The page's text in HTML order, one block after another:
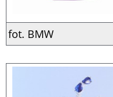
fot. BMW